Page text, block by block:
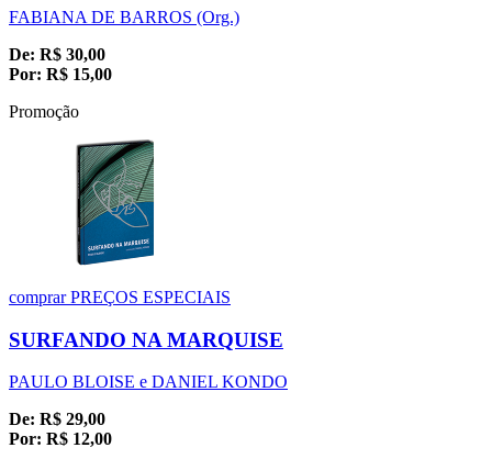
FABIANA DE BARROS (Org.)
De: R$ 30,00
Por: R$ 15,00
Promoção
comprarPREÇOS ESPECIAIS
SURFANDO NA MARQUISE
PAULO BLOISE e DANIEL KONDO
De: R$ 29,00
Por: R$ 12,00